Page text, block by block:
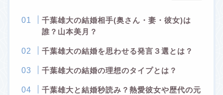
千葉雄大の結婚相手(奥さん・妻・彼女)は
誰？山本美月？
千葉雄大の結婚を思わせる発言３選とは？
千葉雄大の結婚の理想のタイプとは？
千葉雄大と結婚秒読み？熱愛彼女や歴代の元